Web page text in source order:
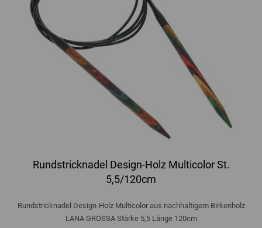
Rundstricknadel Design-Holz Multicolor St.
5,5/120cm
Rundstricknadel Design-Holz Multicolor aus nachhaltigem Birkenholz
LANA GROSSA Stärke 5,5 Länge 120cm